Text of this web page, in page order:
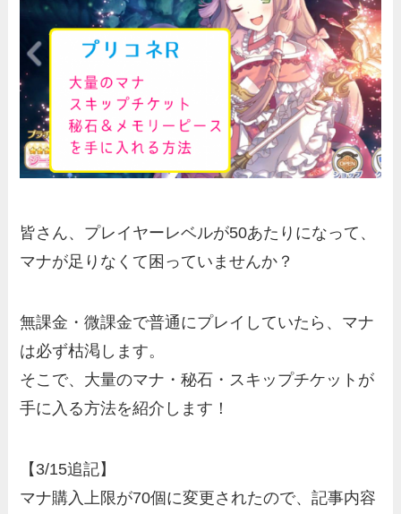
皆さん、プレイヤーレベルが50あたりになって、
マナが足りなくて困っていませんか？
無課金・微課金で普通にプレイしていたら、 マナ
は必ず枯渇 します。
そこで、 大量のマナ・秘石・スキップチケットが
手に入る方法を紹介します！
【3/15追記】
マナ購入上限が70個に変更されたので、記事内容